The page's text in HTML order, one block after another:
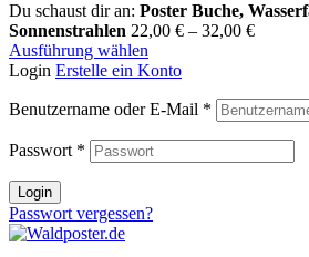
Du schaust dir an: Poster Buche,
Sonnenstrahlen 22,00 € – 32,00 €
Ausführung wählen
Login Erstelle ein Konto
Benutzername oder E-Mail *
Passwort *
Login
Passwort vergessen?